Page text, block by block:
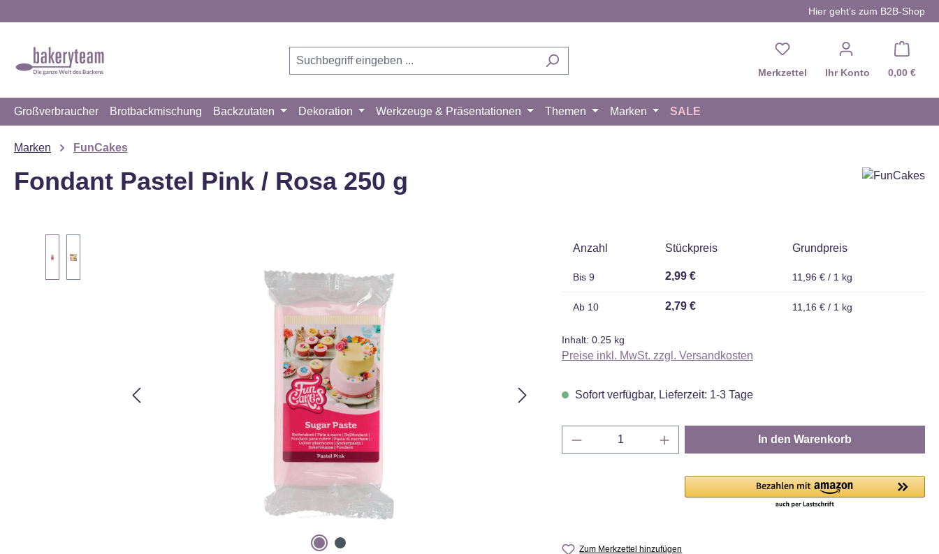
Hier geht’s zum B2B-Shop
Merkzettel Du hast 0 Produkte auf
Ihr Konto 0,00 €
Großverbraucher Brotbackmischung Backzutaten Dekoration Werkzeuge & Präsentationen Themen Marken SALE
Marken FunCakes
Fondant Pastel Pink / Rosa 250 g
Anzahl Stückpreis Grundpreis
Bis 9 2,99 € 11,96 € / 1 kg
Ab 10 2,79 € 11,16 € / 1 kg
Inhalt: 0.25 kg
Preise inkl. MwSt. zzgl. Versandkosten
Sofort verfügbar, Lieferzeit: 1-3 Tage
Produkt Anzahl: Gib den gewünschten Wert ein
In den Warenkorb
Zum Merkzettel hinzufügen